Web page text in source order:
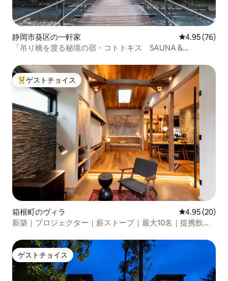
静岡市葵区の一軒家 レビュー76
4.95 (76)
「吊り橋を渡る秘境の宿・コトトキス SAUNA &
大好評のゲストチョイスです。
ゲストチョイス
箱根町のヴィラ レビュー20
4.95 (20)
新築｜プロジェクター｜薪ストーブ｜最大10名｜提携飲食
ゲストチョイス
ゲストチョイス